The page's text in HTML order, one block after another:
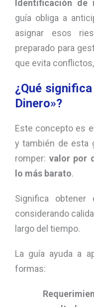
Identificación de
guía obliga a
asignar esos
preparado para
que evita
¿Qué
Dinero»?
Este concepto es
y también de esta
romper: valor por
lo más barato.
Significa obtener
considerando
largo del tiempo.
La guía ayuda a
formas: